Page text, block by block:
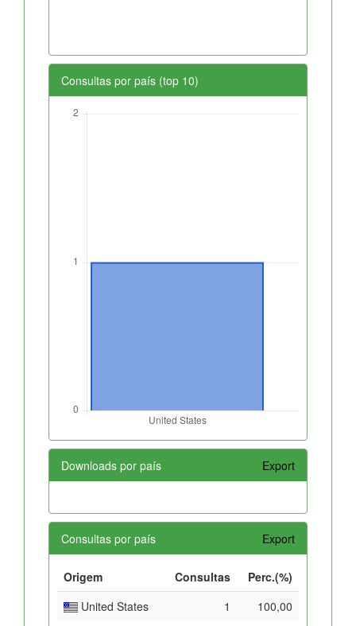
Consultas por país (top 10)
Downloads por país Export
Consultas por país Export
Origem Consultas
Perc.(%)
United States
1 100,00